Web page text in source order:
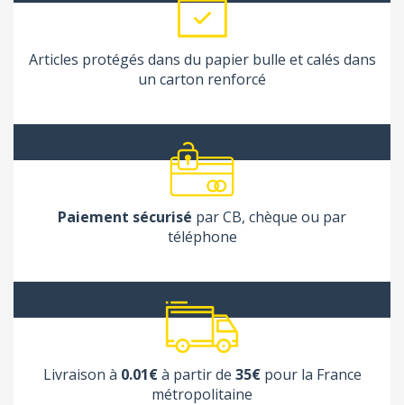
Articles protégés dans du papier bulle et calés dans
un carton renforcé
Paiement sécurisé par CB, chèque ou par
téléphone
Livraison à 0.01€à partir de 35€pour la France
métropolitaine